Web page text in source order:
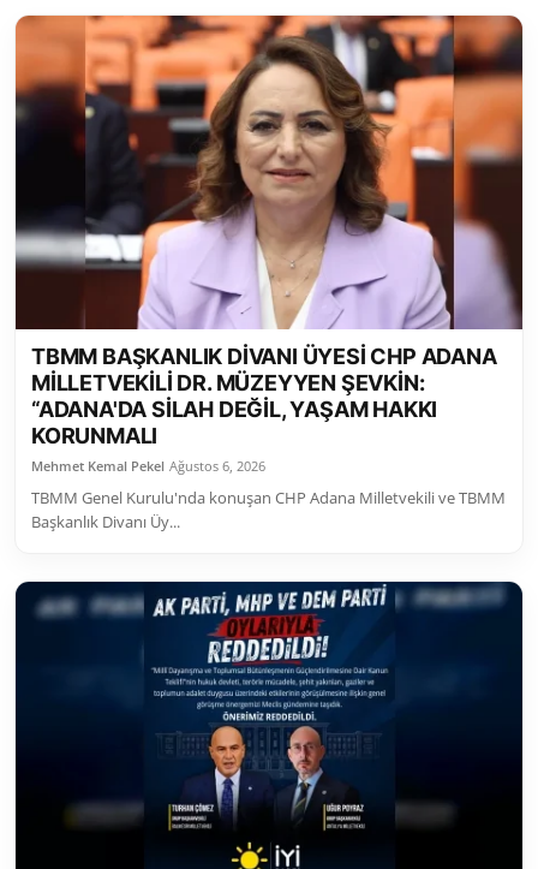
Siyasi Partiler
Yerel Yönetimler
Mülki İdare
Sivil Toplum Kuruluşları
Kamu Kurumları ve Üst Kurullar
Resmi Reklamlar
TBMM BAŞKANLIK DİVANI ÜYESİ CHP ADANA
MİLLETVEKİLİ DR. MÜZEYYEN ŞEVKİN:
“ADANA'DA SİLAH DEĞİL, YAŞAM HAKKI
KORUNMALI
Mehmet Kemal Pekel Ağustos 6, 2026
TBMM Genel Kurulu'nda konuşan CHP Adana Milletvekili ve TBMM
Başkanlık Divanı Üy...